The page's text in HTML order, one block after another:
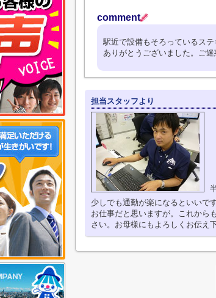
comment
駅近で設備もそろっているス
ありがとうございました。ご
担当スタッフより
少しでも通勤が楽になるといいで
お仕事だと思いますが。これから
さい。お母様にもよろしくお伝え下